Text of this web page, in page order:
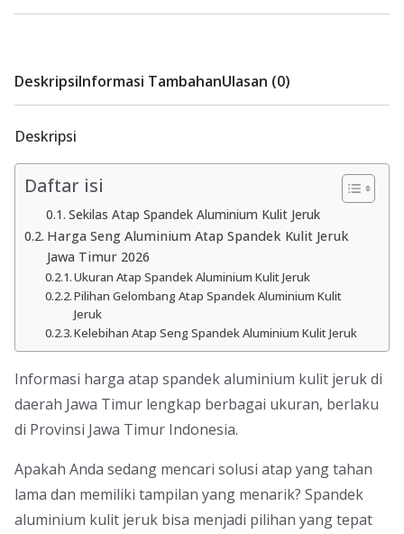
DeskripsiInformasi TambahanUlasan (0)
Deskripsi
Daftar isi
Sekilas Atap Spandek Aluminium Kulit Jeruk
Harga Seng Aluminium Atap Spandek Kulit Jeruk
Jawa Timur 2026
Ukuran Atap Spandek Aluminium Kulit Jeruk
Pilihan Gelombang Atap Spandek Aluminium Kulit
Jeruk
Kelebihan Atap Seng Spandek Aluminium Kulit Jeruk
Informasi harga atap spandek aluminium kulit jeruk di
daerah Jawa Timur lengkap berbagai ukuran, berlaku
di Provinsi Jawa Timur Indonesia.
Apakah Anda sedang mencari solusi atap yang tahan
lama dan memiliki tampilan yang menarik? Spandek
aluminium kulit jeruk bisa menjadi pilihan yang tepat